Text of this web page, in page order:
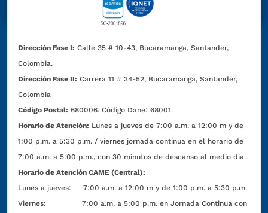
Dirección Fase I: Calle 35 # 10-43, Bucaramanga, Santander,
Colombia.
Dirección Fase II: Carrera 11 # 34-52, Bucaramanga, Santander,
Colombia
Código Postal: 680006. Código Dane: 68001.
Horario de Atención: Lunes a jueves de 7:00 a.m. a 12:00 m y de
1:00 p.m. a 5:30 p.m. / viernes jornada continua en el horario de
7:00 a.m. a 5:00 p.m., con 30 minutos de descanso al medio día.
Horario de Atención CAME (Central):
Lunes a jueves: 7:00 a.m. a 12:00 m y de 1:00 p.m. a 5:30 p.m.
Viernes: 7:00 a.m. a 5:00 p.m. en Jornada Continua con